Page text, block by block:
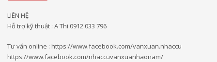
LIÊN HỆ
Hỗ trợ kỹ thuật : A Thi 0912 033 796
Tư vấn online : https://www.facebook.com/vanxuan.nhaccu
https://www.facebook.com/nhaccuvanxuanhaonam/